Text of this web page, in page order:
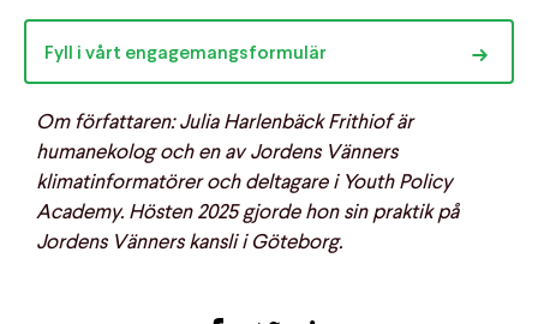
Fyll i vårt engagemangsformulär
Om författaren: Julia Harlenbäck Frithiof är
humanekolog och en av Jordens Vänners
klimatinformatörer och deltagare i Youth Policy
Academy. Hösten 2025 gjorde hon sin praktik på
Jordens Vänners kansli i Göteborg.